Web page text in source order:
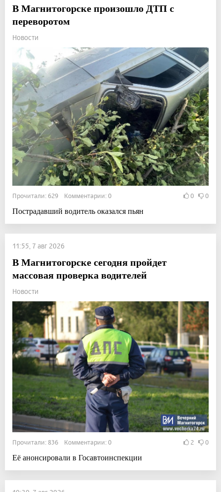
В Магнитогорске произошло ДТП с
переворотом
Новости
Прочитали: 629 Комментарии: 0 0 0
Пострадавший водитель оказался пьян
11:55, 7 авг 2026
В Магнитогорске сегодня пройдет
массовая проверка водителей
Новости
Прочитали: 836 Комментарии: 0 2 0
Её анонсировали в Госавтоинспекции